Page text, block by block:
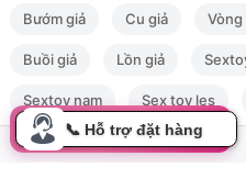
Bướm giả Cu giả
Buồi giả Lồn giả
Sextoy nam Sex toy les